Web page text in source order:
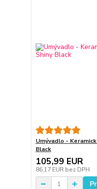
Umývadlo -
Black
105,99 EUR
86,17 EUR bez DPH